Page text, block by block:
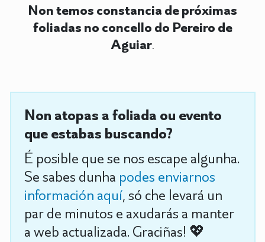
Non temos constancia de próximas
foliadas no concello do Pereiro de
Aguiar.
Non atopas a foliada ou evento
que estabas buscando?
É posible que se nos escape algunha.
Se sabes dunha podes enviarnos
información aquí, só che levará un
par de minutos e axudarás a manter
a web actualizada. Graciñas! 💖